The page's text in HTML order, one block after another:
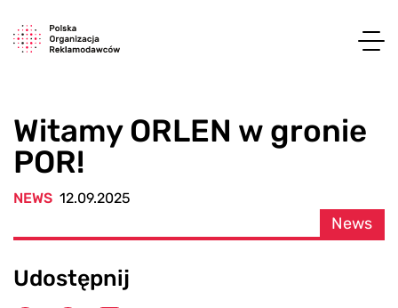
Witamy ORLEN w gronie
POR!
NEWS 12.09.2025
News
Udostępnij